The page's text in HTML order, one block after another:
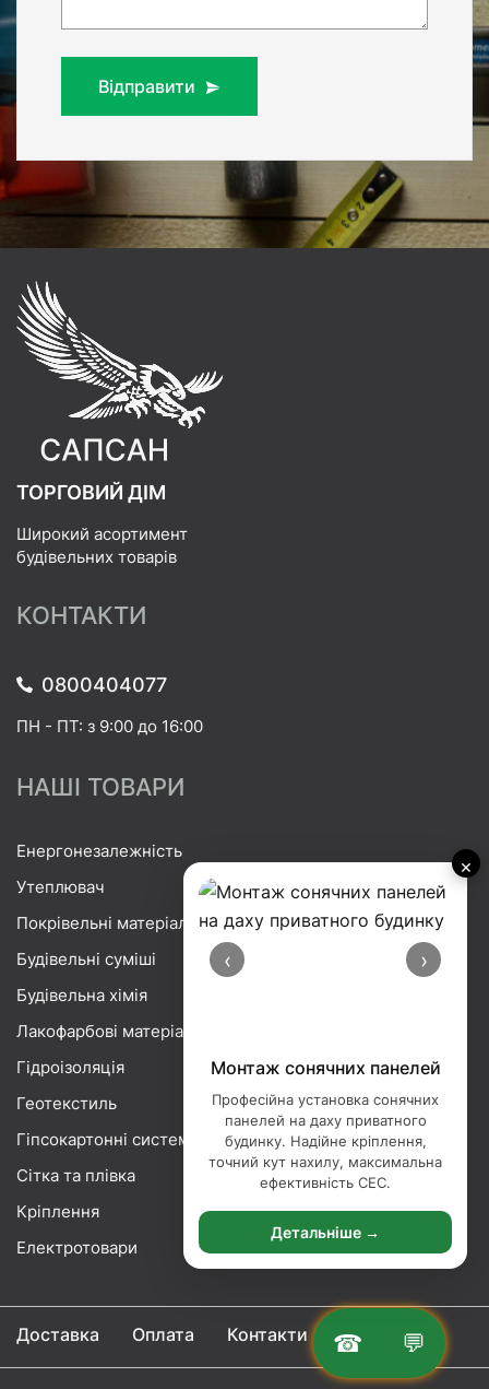
☎ 💬
×
‹ ›
Монтаж сонячних панелей
Професійна установка сонячних
панелей на даху приватного
будинку. Надійне кріплення,
точний кут нахилу, максимальна
ефективність СЕС.
Детальніше →
Відправити
ТОРГОВИЙ ДІМ
Широкий асортимент
будівельних товарів
КОНТАКТИ
0800404077
ПН - ПТ: з 9:00 до 16:00
НАШІ ТОВАРИ
Енергонезалежність
Утеплювач
Покрівельні матеріали
Будівельні суміші
Будівельна хімія
Лакофарбові матеріали
Гідроізоляція
Геотекстиль
Гіпсокартонні системи
Сітка та плівка
Кріплення
Електротовари
Доставка Оплата Контакти